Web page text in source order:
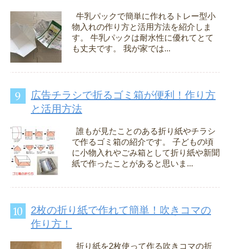
牛乳パックで簡単に作れるトレー型小
物入れの作り方と活用方法を紹介しま
す。 牛乳パックは耐水性に優れてとて
も丈夫です。 我が家では...
広告チラシで折るゴミ箱が便利！作り方
と活用方法
誰もが見たことのある折り紙やチラシ
で作るゴミ箱の紹介です。 子どもの頃
に小物入れやごみ箱として折り紙や新聞
紙で作ったことがあると思いま...
2枚の折り紙で作れて簡単！吹きコマの
作り方！
折り紙を2枚使って作る吹きコマの折